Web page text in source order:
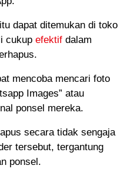
dapat ditemukan di toko
cukup efektif dalam
mencoba mencari foto
Images” atau
ponsel mereka.
secara tidak sengaja
tersebut, tergantung
ponsel.